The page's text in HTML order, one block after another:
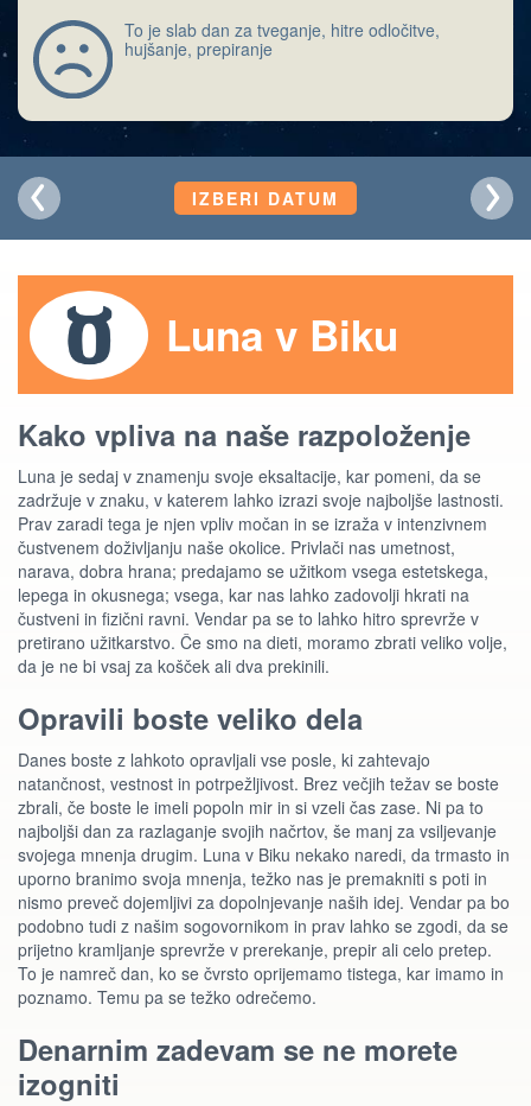
To je slab dan za tveganje, hitre odločitve,
hujšanje, prepiranje
IZBERI DATUM
Luna v Biku
Kako vpliva na naše razpoloženje
Luna je sedaj v znamenju svoje eksaltacije, kar pomeni, da se
zadržuje v znaku, v katerem lahko izrazi svoje najboljše lastnosti.
Prav zaradi tega je njen vpliv močan in se izraža v intenzivnem
čustvenem doživljanju naše okolice. Privlači nas umetnost,
narava, dobra hrana; predajamo se užitkom vsega estetskega,
lepega in okusnega; vsega, kar nas lahko zadovolji hkrati na
čustveni in fizični ravni. Vendar pa se to lahko hitro sprevrže v
pretirano užitkarstvo. Če smo na dieti, moramo zbrati veliko volje,
da je ne bi vsaj za košček ali dva prekinili.
Opravili boste veliko dela
Danes boste z lahkoto opravljali vse posle, ki zahtevajo
natančnost, vestnost in potrpežljivost. Brez večjih težav se boste
zbrali, če boste le imeli popoln mir in si vzeli čas zase. Ni pa to
najboljši dan za razlaganje svojih načrtov, še manj za vsiljevanje
svojega mnenja drugim. Luna v Biku nekako naredi, da trmasto in
uporno branimo svoja mnenja, težko nas je premakniti s poti in
nismo preveč dojemljivi za dopolnjevanje naših idej. Vendar pa bo
podobno tudi z našim sogovornikom in prav lahko se zgodi, da se
prijetno kramljanje sprevrže v prerekanje, prepir ali celo pretep.
To je namreč dan, ko se čvrsto oprijemamo tistega, kar imamo in
poznamo. Temu pa se težko odrečemo.
Denarnim zadevam se ne morete
izogniti